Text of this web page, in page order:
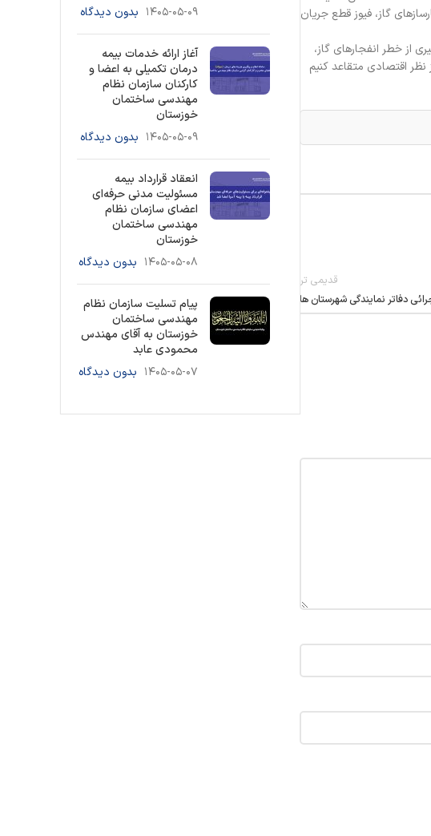
این تجهیزات شامل آشکارسازهای گاز، فیوز قطع جریان
از خطر انفجارهای گاز،
نظر اقتصادی متقاعد کنیم
قدیمی تر
دفاتر نمایندگی شهرستان ها
۱۴۰۵-۰۵-۰۹ بدون دیدگاه
آغاز ارائه خدمات بیمه
درمان تکمیلی به اعضا و
کارکنان سازمان نظام
مهندسی ساختمان
خوزستان
۱۴۰۵-۰۵-۰۹ بدون دیدگاه
انعقاد قرارداد بیمه
مسئولیت مدنی حرفه‌ای
اعضای سازمان نظام
مهندسی ساختمان
خوزستان
۱۴۰۵-۰۵-۰۸ بدون دیدگاه
پیام تسلیت سازمان نظام
مهندسی ساختمان
خوزستان به آقای مهندس
محمودی عابد
۱۴۰۵-۰۵-۰۷ بدون دیدگاه